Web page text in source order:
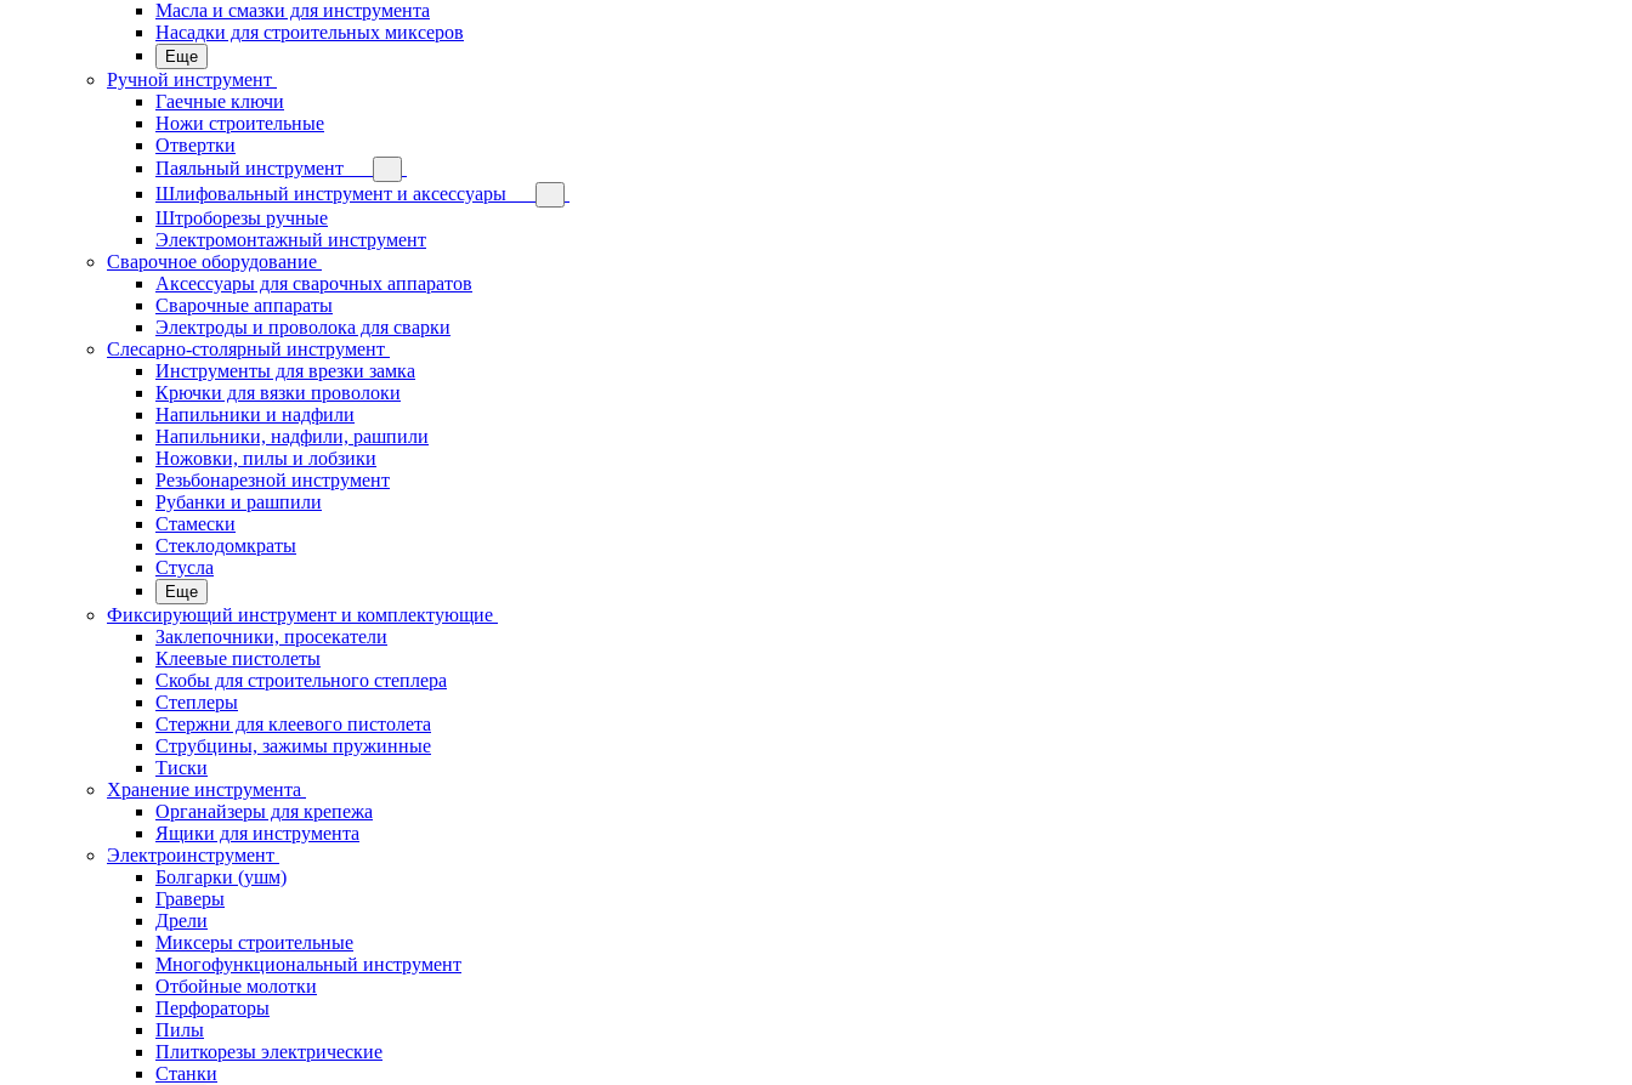
Масла и смазки для инструмента
Насадки для строительных миксеров
Еще
Ручной инструмент
Гаечные ключи
Ножи строительные
Отвертки
Паяльный инструмент
Шлифовальный инструмент и аксессуары
Штроборезы ручные
Электромонтажный инструмент
Сварочное оборудование
Аксессуары для сварочных аппаратов
Сварочные аппараты
Электроды и проволока для сварки
Слесарно-столярный инструмент
Инструменты для врезки замка
Крючки для вязки проволоки
Напильники и надфили
Напильники, надфили, рашпили
Ножовки, пилы и лобзики
Резьбонарезной инструмент
Рубанки и рашпили
Стамески
Стеклодомкраты
Стусла
Еще
Фиксирующий инструмент и комплектующие
Заклепочники, просекатели
Клеевые пистолеты
Скобы для строительного степлера
Степлеры
Стержни для клеевого пистолета
Струбцины, зажимы пружинные
Тиски
Хранение инструмента
Органайзеры для крепежа
Ящики для инструмента
Электроинструмент
Болгарки (ушм)
Граверы
Дрели
Миксеры строительные
Многофункциональный инструмент
Отбойные молотки
Перфораторы
Пилы
Плиткорезы электрические
Станки